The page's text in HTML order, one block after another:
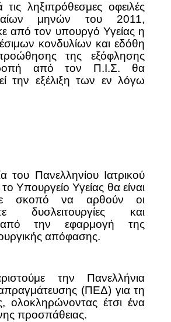
ληξιπρόθεσμες οφειλές
μηνών του 2011,
από τον υπουργό Υγείας η
κονδυλίων και εδόθη
της εξόφλησης
από τον Π.Ι.Σ. θα
την εξέλιξη των εν λόγω
του Πανελληνίου Ιατρικού
Υπουργείο Υγείας θα είναι
σκοπό να αρθούν οι
δυσλειτουργίες και
την εφαρμογή της
απόφασης.
την Πανελλήνια
(ΠΕΔ) για τη
ολοκληρώνοντας έτσι ένα
προσπάθειας.